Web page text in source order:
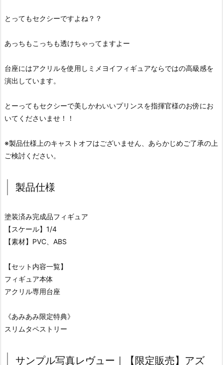
とってもセクシーですよね？？
あっちもこっちも透けちゃってますよー
台座にはアクリルを使用しミメヨイフィギュアならではの高級感を
演出しています。
とーってもセクシーで美しかわいいプリンスを指揮官様のお傍にお
いてくださいませ！！
※製品仕様上のキャストオフはございません、あらかじめご了承の上
ご検討ください。
製品仕様
塗装済み完成品フィギュア
【スケール】1/4
【素材】PVC、ABS
【セット内容一覧】
フィギュア本体
アクリル専用台座
《あみあみ限定特典》
スリムタペストリー
サンプル写真レヴュー｜【限定販売】アズ